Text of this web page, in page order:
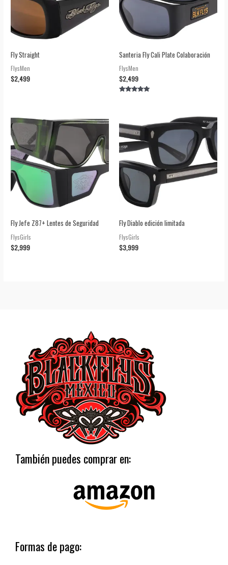
Fly Straight
FlysMen
$2,499
Santeria Fly Cali Plate Colaboración
FlysMen
$2,499
Fly Jefe Z87+ Lentes de Seguridad
FlysGirls
$2,999
Fly Diablo edición limitada
FlysGirls
$3,999
También puedes comprar en:
Formas de pago: